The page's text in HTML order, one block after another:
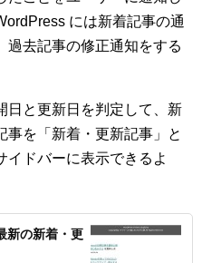
には新着記事の通
過去記事の修正通知をする
日と更新日を判定して、新
事を「新着・更新記事」と
イドバーに表示できるよ
新の新着・更